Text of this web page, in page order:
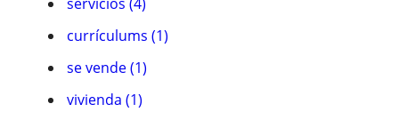
currí­culums (1)
se vende (1)
vivienda (1)